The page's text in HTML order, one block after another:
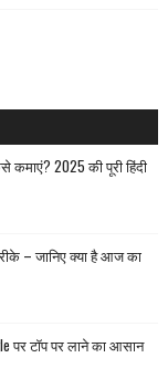
2025 की पूरी हिंदी
– जानिए क्या है आज का
पर टॉप पर लाने का आसान